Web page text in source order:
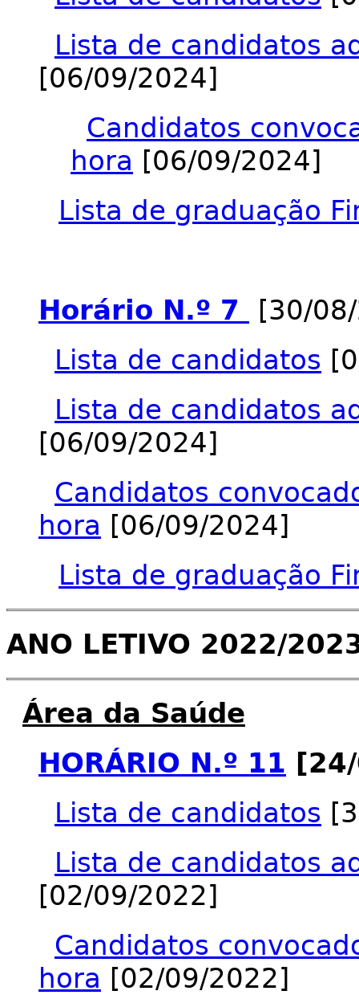
Lista de candidatos
[06/09/2024]
Candidatos
hora [06/09/2024]
Lista de graduação
Horário N.º 7
[30/
Lista de candidatos
Lista de candidatos
[06/09/2024]
Candidatos
hora [06/09/2024]
Lista de graduação
ANO LETIVO 2022/
Área da Saúde
HORÁRIO N.º 11
Lista de candidatos
Lista de candidatos
[02/09/2022]
Candidatos
hora [02/09/2022]